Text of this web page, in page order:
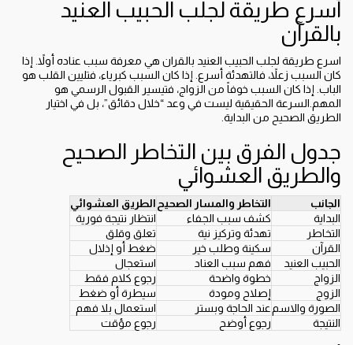
أسرع طريقة لجلب الحبيب العنيد
بالقرآن
اسرع طريقة لجلب الحبيب العنيد بالقران هي معرفة سبب عناده أولاً. إذا
كان السبب زعلاً، فالتهدئة أسرع. إذا كان السبب كبرياء، فتليين القلب هو
الباب. إذا كان السبب خوفاً من الزواج، فتيسير القبول الرسمي هو
المهم.السرعة الحقيقية ليست في وعد “خلال دقائق”، بل في اختيار
الطريق الصحيح من البداية.
جدول الفرق بين التخاطر الصحيح
والطريق العشوائي
الجانب التخاطر والمسار الصحيحالطريق العشوائي
البداية
كشف سبب الجفاء
انتظار نتيجة فورية
التخاطر
تهدئة وتركيز نية
تعلق وقلق
القرآن
سكينة وطلب خير
ضغط أو إذلال
الحبيب العنيد
فهم سبب العناد
استعجال
الزواج
خطوة واضحة
رجوع كلام فقط
الزوج
إصلاح ومودة
سيطرة أو ضغط
الصورة والاسمعند الحاجة وبستر
استعمال بلا فهم
النتيجة
رجوع أوضح رجوع مؤقت